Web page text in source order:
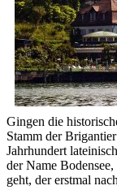
Gingen die
Stamm der
Jahrhundert
der Name
geht, der erstmal